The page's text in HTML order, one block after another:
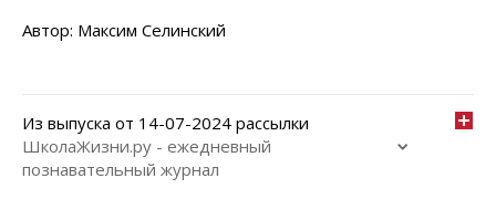
Автор: Максим Селинский
Из выпуска от 14-07-2024 рассылки
ШколаЖизни.ру - ежедневный
познавательный журнал